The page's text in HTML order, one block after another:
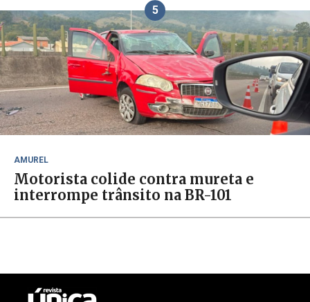
5
AMUREL
Motorista colide contra mureta e
interrompe trânsito na BR-101